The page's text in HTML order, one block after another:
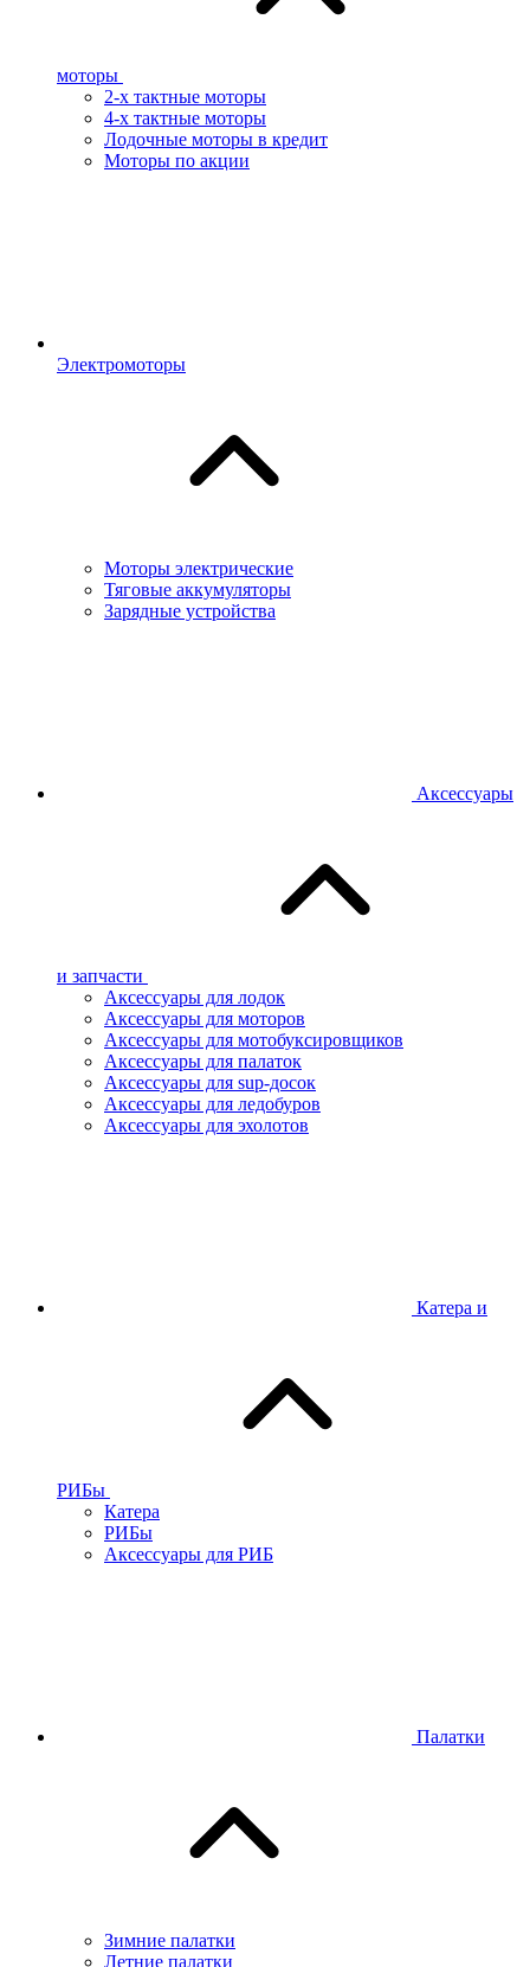
моторы
2-х тактные моторы
4-х тактные моторы
Лодочные моторы в кредит
Моторы по акции
Электромоторы
Моторы электрические
Тяговые аккумуляторы
Зарядные устройства
Аксессуары
и запчасти
Аксессуары для лодок
Аксессуары для моторов
Аксессуары для мотобуксировщиков
Аксессуары для палаток
Аксессуары для sup-досок
Аксессуары для ледобуров
Аксессуары для эхолотов
Катера и
РИБы
Катера
РИБы
Аксессуары для РИБ
Палатки
Зимние палатки
Летние палатки